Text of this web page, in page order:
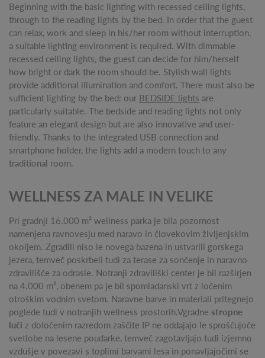
Beginning with the basic lighting with recessed ceiling lights,
through to the reading lights by the bed. In order that the guest
can relax, work and sleep in his/her room without interruption,
a suitable lighting environment is required. With dimmable
recessed ceiling lights, the guest can decide for him/herself
how bright or dark the room should be. Stylish wall lights
provide additional illumination and comfort. There must also be
sufficient lighting by the bed: our BEDSIDE lights are
particularly suitable. The bedside and reading lights not only
feature an elegant design but are also innovative and user-
friendly. Thanks to the integrated USB connection and
smartphone holder, the lights add a modern touch to any
traditional room.
WELLNESS ZA MALE IN VELIKE
Pri gradnji 16.000 m² wellness parka je bila pozornost
namenjena ravnovesju med naravo in človekovim življenjskim
okoljem. Zgradili niso le novega bazena in ustvarili gorskega
jezera, temveč poskrbeli tudi za terase za sončenje in naravno
zdravilišče za odrasle. Notranji zdraviliški center je bil razširjen
na 4.000 m², obenem pa je bil spomladanski vrt z ločenim
otroškim vodnim svetom. Naravne barve in materiali pritegnejo
poglede tudi v notranjih wellness prostorih.Vgradne stropne
luči z določenim razredom zaščite IP ne oddajajo le sproščujoče
svetlobe na lesene poudarke, temveč zagotavljajo tudi izjemno
vzdušje v povezavi s toplimi barvami lesa in ponavljajočimi se